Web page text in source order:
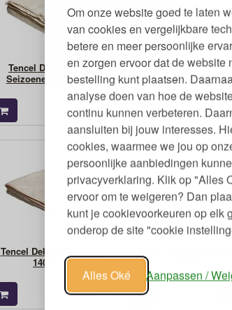
Om onze website goed te laten
van cookies en vergelijkbare
betere en meer persoonlijke
en zorgen ervoor dat de website
bestelling kunt plaatsen.
analyse doen van hoe de
continu kunnen verbeteren.
aansluiten bij jouw interesses.
cookies, waarmee we jou op
persoonlijke aanbiedingen
privacyverklaring. Klik op "Alles
ervoor om te weigeren? Dan
kunt je cookievoorkeuren op elk
onderop de site "cookie
Alles Oké Aanpassen /
Tencel Dekbed Vier
Seizoenen - 140x220
€489,95
Tencel Dekbed Vier
Seizoenen - 200x220
€
Tencel Dekbed Zomer -
140x220
€249,00